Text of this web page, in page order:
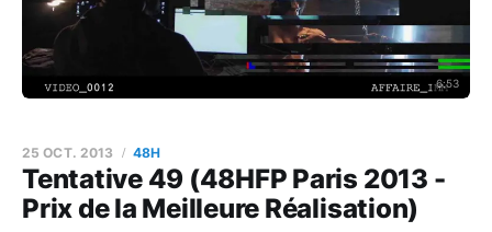
6:53
Tentative 49 (48HFP Paris 2013 -
Prix de la Meilleure Réalisation)
25 OCT. 2013 48H